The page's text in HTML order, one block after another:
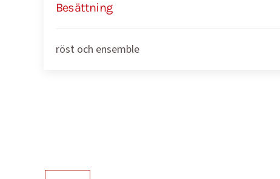
Besättning
röst och ensemble